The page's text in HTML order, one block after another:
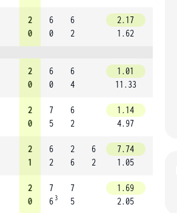
2
0
6
0
6
2
2.17
1.62
2
0
6
0
6
4
1.01
11.33
2
0
7
5
6
2
1.14
4.97
2
1
6
2
2
6
6
2
7.74
1.05
2
0
7
6 3
7
5
1.69
2.05